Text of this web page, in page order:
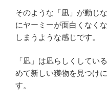
そのような「凪」が動じ
にヤーミーが面白くなく
しまうような感じです。
「凪」は凪らしくしてい
めて新しい獲物を見つけ
す。